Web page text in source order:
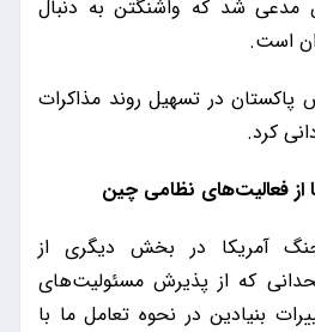
مدعی شد که واشنگتن به دنبال
است.
در تسهیل روند مذاکرات
کرد.
از فعالیت‌های نظامی چین
آمریکا در بخش دیگری از
که از پذیرش مسئولیت‌های
بنیادین در نحوه تعامل ما با